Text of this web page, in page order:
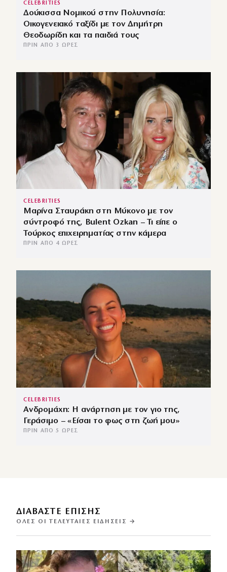
CELEBRITIES
Δούκισσα Νομικού στην Πολυνησία:
Οικογενειακό ταξίδι με τον Δημήτρη
Θεοδωρίδη και τα παιδιά τους
ΠΡΙΝ ΑΠΌ 3 ΏΡΕΣ
CELEBRITIES
Μαρίνα Σταυράκη στη Μύκονο με τον
σύντροφό της, Bulent Ozkan – Τι είπε ο
Τούρκος επιχειρηματίας στην κάμερα
ΠΡΙΝ ΑΠΌ 4 ΏΡΕΣ
CELEBRITIES
Ανδρομάχη: Η ανάρτηση με τον γιο της,
Γεράσιμο – «Είσαι το φως στη ζωή μου»
ΠΡΙΝ ΑΠΌ 5 ΏΡΕΣ
ΔΙΑΒΑΣΤΕ ΕΠΙΣΗΣ
ΌΛΕΣ ΟΙ ΤΕΛΕΥΤΑΊΕΣ ΕΙΔΉΣΕΙΣ →